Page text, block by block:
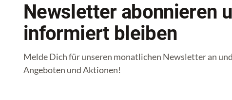
Newsletter abonnieren
informiert bleiben
Melde Dich für unseren monatlichen Newsletter an
Angeboten und Aktionen!